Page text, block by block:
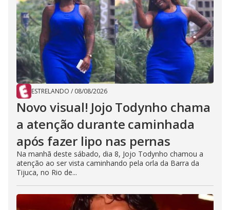
ESTRELANDO / 08/08/2026
Novo visual! Jojo Todynho chama
a atenção durante caminhada
após fazer lipo nas pernas
Na manhã deste sábado, dia 8, Jojo Todynho chamou a
atenção ao ser vista caminhando pela orla da Barra da
Tijuca, no Rio de...